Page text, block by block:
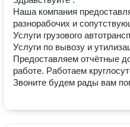
Наша компания
разнорабочих и
Услуги грузового
Услуги по вывозу и
Предоставляем отчётные
работе. Работаем
Звоните будем рады вам